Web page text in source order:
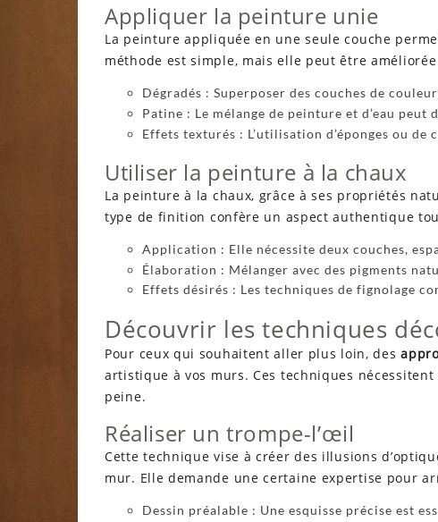
Appliquer la peinture unie
La peinture appliquée en une seule couche
méthode est simple, mais elle peut être
Dégradés : Superposer des couches de
Patine : Le mélange de peinture et d’eau
Effets texturés : L’utilisation d’éponges ou
Utiliser la peinture à la chaux
La peinture à la chaux, grâce à ses propriétés
type de finition confère un aspect authentique
Application : Elle nécessite deux couches,
Élaboration : Mélanger avec des pigments
Effets désirés : Les techniques de fignolage
Découvrir les techniques
Pour ceux qui souhaitent aller plus loin, des
artistique à vos murs. Ces techniques
peine.
Réaliser un trompe-l’œil
Cette technique vise à créer des illusions
mur. Elle demande une certaine expertise pour
Dessin préalable : Une esquisse précise est